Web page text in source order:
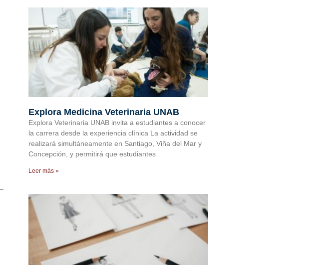
Explora Medicina Veterinaria UNAB
Explora Veterinaria UNAB invita a estudiantes a conocer
la carrera desde la experiencia clínica La actividad se
realizará simultáneamente en Santiago, Viña del Mar y
Concepción, y permitirá que estudiantes
Leer más »